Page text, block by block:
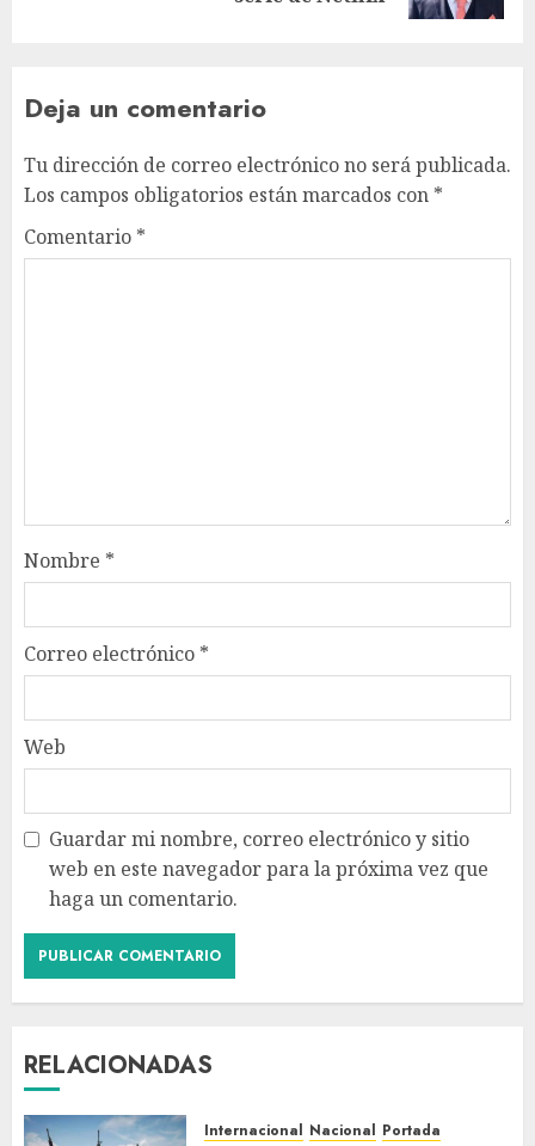
Deja un comentario
Tu dirección de correo electrónico no será publicada.
Los campos obligatorios están marcados con *
Comentario *
Nombre *
Correo electrónico *
Web
Guardar mi nombre, correo electrónico y sitio
web en este navegador para la próxima vez que
haga un comentario.
RELACIONADAS
Internacional Nacional Portada